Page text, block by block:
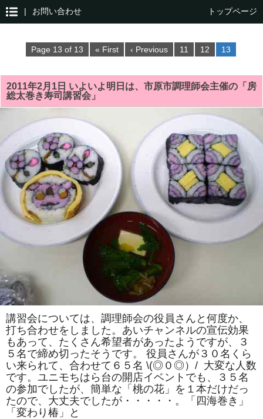
| お問い合わせ トップページ
Page 13 of 13 « First ‹ Previous 11 12 13
2011年2月1日 いよいよ明日は、市原市調理師会主催の「房
総太巻き寿司講習会」
講習会については、調理師会の役員さんと何度か、
打ち合わせをしました。あいチャンネルの宣伝効果
もあって、たくさん希望者があったようですが、３
５名で締め切ったそうです。 役員さんが３０名くら
い来られて、合わせて６５名 \(◎０◎）/ 大変な人数
です。ユニモちはら台の開店イベントでも、３５名
の参加でしたが、簡単な「桃の花」を１本だけだっ
たので、大丈夫でしたが・・・・・。「四海巻き」
「変わり椿」と